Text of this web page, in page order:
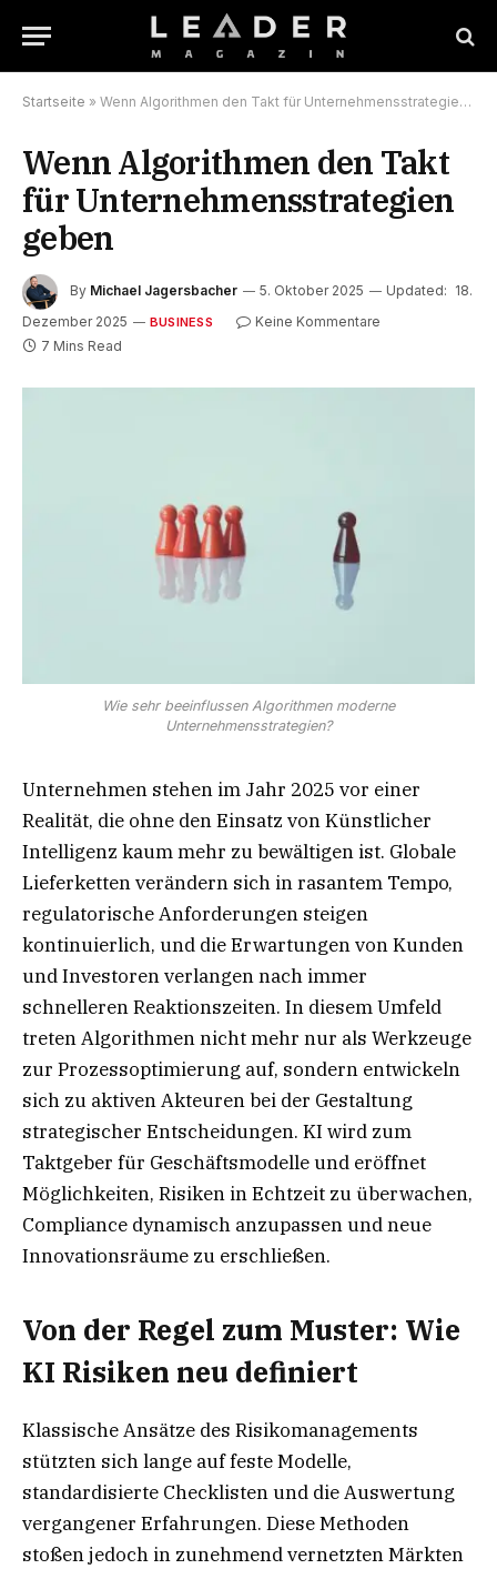
Startseite » Wenn Algorithmen den Takt für Unternehmensstrategien geben
Wenn Algorithmen den Takt
für Unternehmensstrategien
geben
By Michael Jagersbacher 5. Oktober 2025 Updated: 18.
Dezember 2025
BUSINESS
Keine Kommentare
7 Mins Read
Wie sehr beeinflussen Algorithmen moderne
Unternehmensstrategien?
Unternehmen stehen im Jahr 2025 vor einer
Realität, die ohne den Einsatz von Künstlicher
Intelligenz kaum mehr zu bewältigen ist. Globale
Lieferketten verändern sich in rasantem Tempo,
regulatorische Anforderungen steigen
kontinuierlich, und die Erwartungen von Kunden
und Investoren verlangen nach immer
schnelleren Reaktionszeiten. In diesem Umfeld
treten Algorithmen nicht mehr nur als Werkzeuge
zur Prozessoptimierung auf, sondern entwickeln
sich zu aktiven Akteuren bei der Gestaltung
strategischer Entscheidungen. KI wird zum
Taktgeber für Geschäftsmodelle und eröffnet
Möglichkeiten, Risiken in Echtzeit zu überwachen,
Compliance dynamisch anzupassen und neue
Innovationsräume zu erschließen.
Von der Regel zum Muster: Wie
KI Risiken neu definiert
Klassische Ansätze des Risikomanagements
stützten sich lange auf feste Modelle,
standardisierte Checklisten und die Auswertung
vergangener Erfahrungen. Diese Methoden
stoßen jedoch in zunehmend vernetzten Märkten